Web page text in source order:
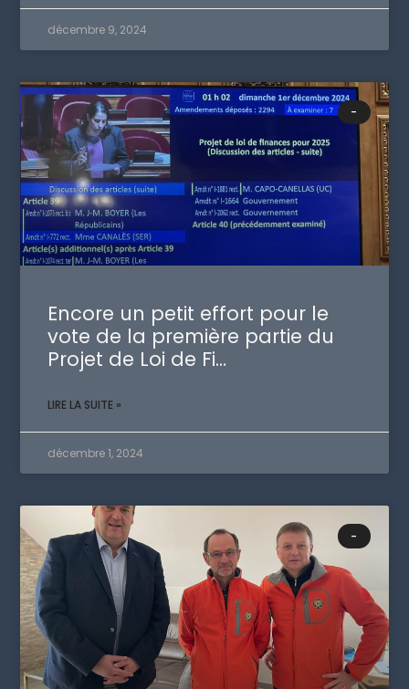
décembre 9, 2024
-
Encore un petit effort pour le
vote de la première partie du
Projet de Loi de Fi…
LIRE LA SUITE »
décembre 1, 2024
-